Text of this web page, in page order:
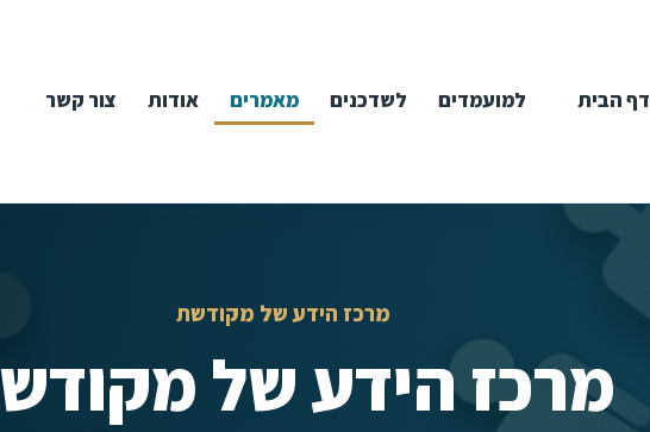
דף הבית למועמדים לשדכנים מאמרים אודות צור קשר
מרכז הידע של מקודשת
מרכז הידע של